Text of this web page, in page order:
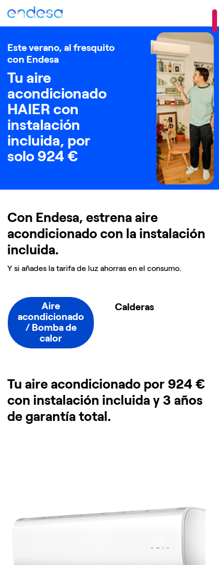
Este verano, al fresquito
con Endesa
Tu aire
acondicionado
HAIER con
instalación
incluida, por
solo 924 €
Con Endesa, estrena aire
acondicionado con la instalación
incluida.
Y si añades la tarifa de luz ahorras en el consumo.
Aire
acondicionado
/ Bomba de
calor
Calderas
Tu aire acondicionado por 924 €
con instalación ​incluida y 3 años
de garantía total. ​